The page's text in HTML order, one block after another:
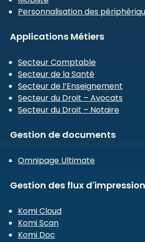
Personnalisation des
Applications Métiers
Secteur Comptable
Secteur de la Santé
Secteur de l’Enseignement
Secteur du Droit – Avocats
Secteur du Droit – Notaire
Gestion de documents
Omnipage Ultimate
Gestion des flux
Komi Cloud
Komi Scan
Komi Doc